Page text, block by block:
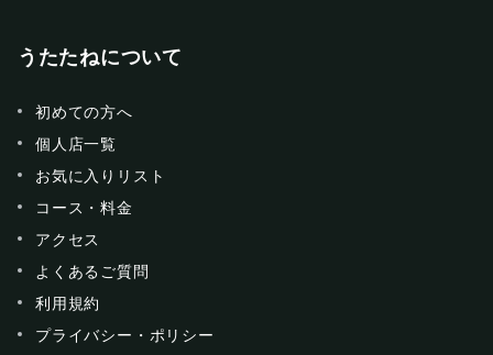
うたたねについて
初めての方へ
個人店一覧
お気に入りリスト
コース・料金
アクセス
よくあるご質問
利用規約
プライバシー・ポリシー